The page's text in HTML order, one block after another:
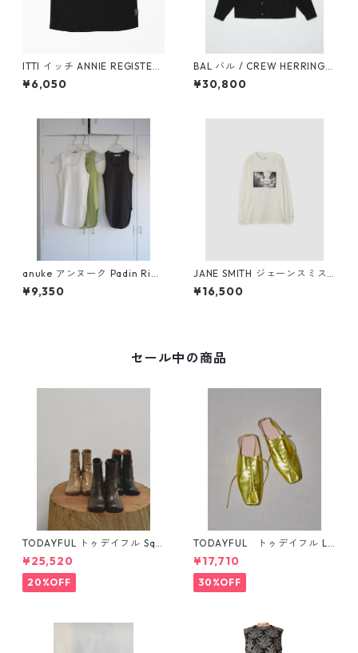
ITTI イッチ ANNIE REGISTER
BAG - M / CERATO BRIGHT(B
LK)
¥6,050
BAL バル / CREW HERRINGB
ONE OVER SHIRT (BLACK)
¥30,800
anuke アンヌーク Padin Rib
Tanktop 62610609
¥9,350
JANE SMITH ジェーンスミス I
VORY SERRA REDONDO BE
ACH, CA L/S T-SHIRT (WHT)
¥16,500
セール中の商品
TODAYFUL トゥデイフル Squ
are Short Boots 12321008 1
2521006
¥25,520
20%OFF
TODAYFUL トゥデイフル La
ceup Leather Shoes 1232101
1
¥17,710
30%OFF